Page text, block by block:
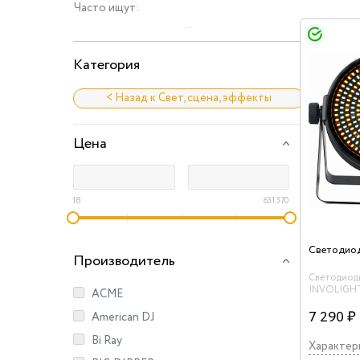
Часто ищут:
Категория
< Назад к Свет, сцена, эффекты
Цена
18 631 370
Производитель
ACME
American DJ
Bi Ray
настроено
что
7 290 ₽